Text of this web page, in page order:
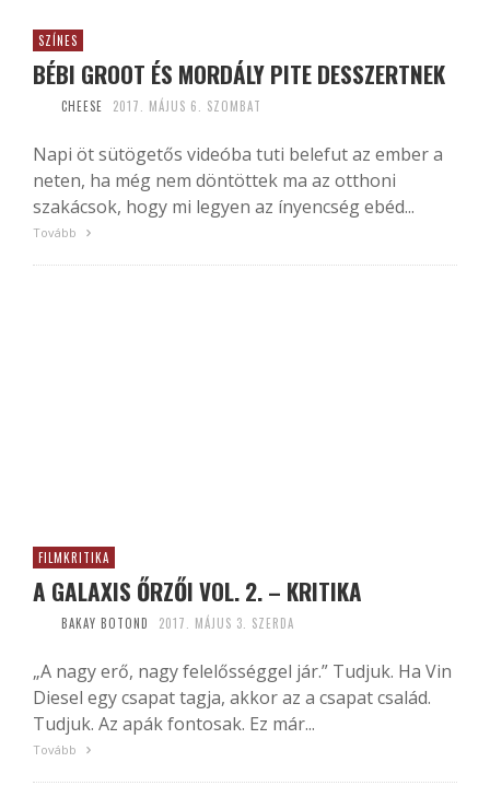
SZÍNES
BÉBI GROOT ÉS MORDÁLY PITE DESSZERTNEK
CHEESE 2017. MÁJUS 6. SZOMBAT
Napi öt sütögetős videóba tuti belefut az ember a
neten, ha még nem döntöttek ma az otthoni
szakácsok, hogy mi legyen az ínyencség ebéd...
Tovább
FILMKRITIKA
A GALAXIS ŐRZŐI VOL. 2. – KRITIKA
BAKAY BOTOND 2017. MÁJUS 3. SZERDA
„A nagy erő, nagy felelősséggel jár.” Tudjuk. Ha Vin
Diesel egy csapat tagja, akkor az a csapat család.
Tudjuk. Az apák fontosak. Ez már...
Tovább